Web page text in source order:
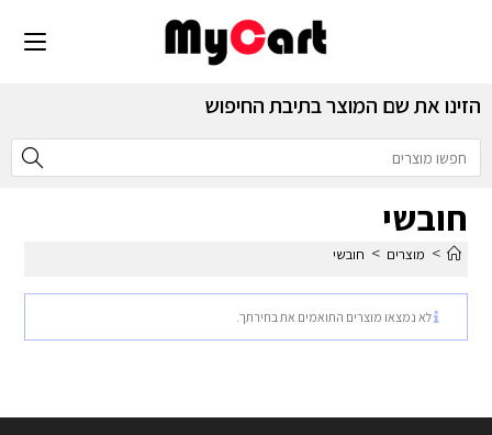
הזינו את שם המוצר בתיבת החיפוש
חובשי
> מוצרים > חובשי
לא נמצאו מוצרים התואמים את בחירתך.